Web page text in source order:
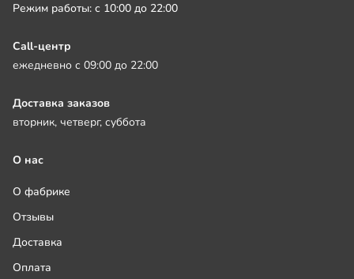
Режим работы: с 10:00 до 22:00
Call-центр
ежедневно с 09:00 до 22:00
Доставка заказов
вторник, четверг, суббота
О нас
О фабрике
Отзывы
Доставка
Оплата